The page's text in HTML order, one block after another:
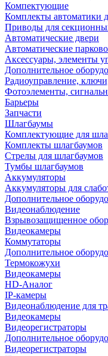
Компектующие
Комплекты автоматики
Приводы для
Автоматические двери
Автоматические
Аксессуары, элементы
Дополнительное
Радиоуправление,
Фотоэлементы,
Барьеры
Запчасти
Шлагбаумы
Комплектующие для
Комплекты шлагбаумов
Стрелы для шлагбаумов
Тумбы шлагбаумов
Аккумуляторы
Аккумуляторы для
Дополнительное
Видеонаблюдение
Взрывозащищенное
Видеокамеры
Коммутаторы
Дополнительное
Термокожухи
Видеокамеры
HD-Аналог
IP-камеры
Видеонаблюдение для
Видеокамеры
Видеорегистраторы
Дополнительное
Видеорегистраторы